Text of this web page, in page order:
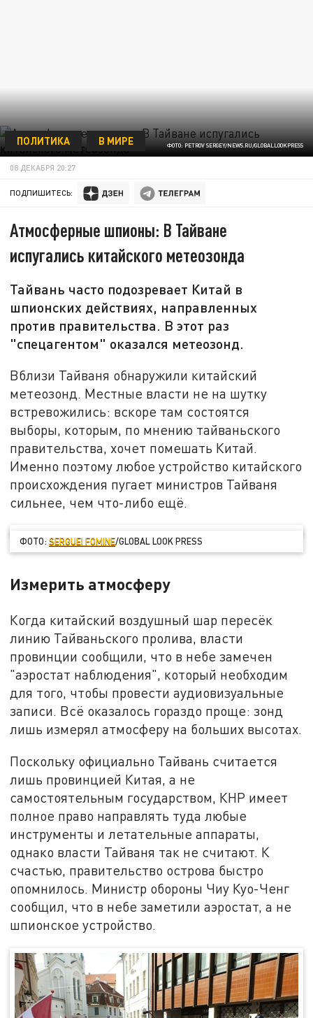
ФОТО: PETROV SERGEY/NEWS.RU/GLOBALLOOKPRESS
ПОЛИТИКА В МИРЕ
08 ДЕКАБРЯ 20:27
ПОДПИШИТЕСЬ:
Атмосферные шпионы: В Тайване
испугались китайского метеозонда
Тайвань часто подозревает Китай в
шпионских действиях, направленных
против правительства. В этот раз
"спецагентом" оказался метеозонд.
Вблизи Тайваня обнаружили китайский
метеозонд. Местные власти не на шутку
встревожились: вскоре там состоятся
выборы, которым, по мнению тайваньского
правительства, хочет помешать Китай.
Именно поэтому любое устройство китайского
происхождения пугает министров Тайваня
сильнее, чем что-либо ещё.
ФОТО:SERGUEI FOMINE/GLOBAL LOOK PRESS
Измерить атмосферу
Когда китайский воздушный шар пересёк
линию Тайваньского пролива, власти
провинции сообщили, что в небе замечен
"аэростат наблюдения", который необходим
для того, чтобы провести аудиовизуальные
записи. Всё оказалось гораздо проще: зонд
лишь измерял атмосферу на больших высотах.
Поскольку официально Тайвань считается
лишь провинцией Китая, а не
самостоятельным государством, КНР имеет
полное право направлять туда любые
инструменты и летательные аппараты,
однако власти Тайваня так не считают. К
счастью, правительство острова быстро
опомнилось. Министр обороны Чиу Куо-Ченг
сообщил, что в небе заметили аэростат, а не
шпионское устройство.